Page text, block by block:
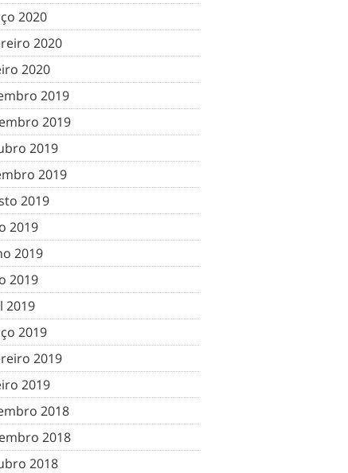
2020
2020
2020
2019
2019
2019
2019
2019
2019
2019
2019
2019
2019
2019
2019
2018
2018
2018